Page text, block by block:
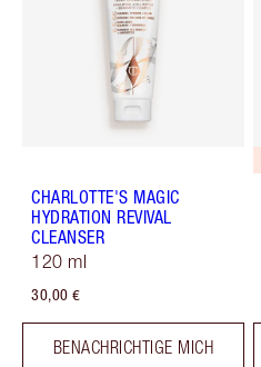
CHARLOTTE'S MAGIC
HYDRATION REVIVAL
CLEANSER
120 ml
30,00 €
BENACHRICHTIGE MICH